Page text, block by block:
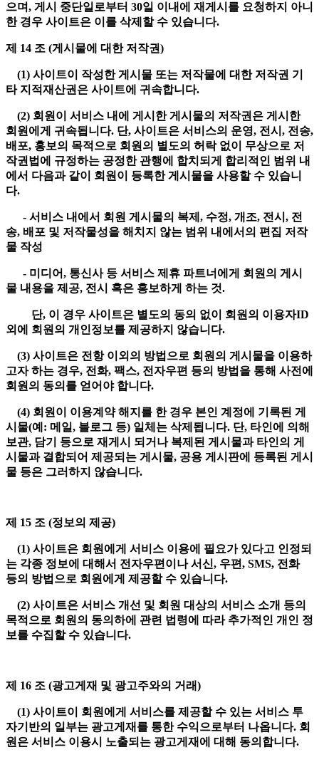
으며, 게시 중단일로부터 30일 이내에 재게시를 요청하지 아니
한 경우 사이트은 이를 삭제할 수 있습니다.
제 14 조 (게시물에 대한 저작권)
(1) 사이트이 작성한 게시물 또는 저작물에 대한 저작권 기
타 지적재산권은 사이트에 귀속합니다.
(2) 회원이 서비스 내에 게시한 게시물의 저작권은 게시한
회원에게 귀속됩니다. 단, 사이트은 서비스의 운영, 전시, 전송,
배포, 홍보의 목적으로 회원의 별도의 허락 없이 무상으로 저
작권법에 규정하는 공정한 관행에 합치되게 합리적인 범위 내
에서 다음과 같이 회원이 등록한 게시물을 사용할 수 있습니
다.
- 서비스 내에서 회원 게시물의 복제, 수정, 개조, 전시, 전
송, 배포 및 저작물성을 해치지 않는 범위 내에서의 편집 저작
물 작성
- 미디어, 통신사 등 서비스 제휴 파트너에게 회원의 게시
물 내용을 제공, 전시 혹은 홍보하게 하는 것.
단, 이 경우 사이트은 별도의 동의 없이 회원의 이용자ID
외에 회원의 개인정보를 제공하지 않습니다.
(3) 사이트은 전항 이외의 방법으로 회원의 게시물을 이용하
고자 하는 경우, 전화, 팩스, 전자우편 등의 방법을 통해 사전에
회원의 동의를 얻어야 합니다.
(4) 회원이 이용계약 해지를 한 경우 본인 계정에 기록된 게
시물(예: 메일, 블로그 등) 일체는 삭제됩니다. 단, 타인에 의해
보관, 담기 등으로 재게시 되거나 복제된 게시물과 타인의 게
시물과 결합되어 제공되는 게시물, 공용 게시판에 등록된 게시
물 등은 그러하지 않습니다.
제 15 조 (정보의 제공)
(1) 사이트은 회원에게 서비스 이용에 필요가 있다고 인정되
는 각종 정보에 대해서 전자우편이나 서신, 우편, SMS, 전화
등의 방법으로 회원에게 제공할 수 있습니다.
(2) 사이트은 서비스 개선 및 회원 대상의 서비스 소개 등의
목적으로 회원의 동의하에 관련 법령에 따라 추가적인 개인 정
보를 수집할 수 있습니다.
제 16 조 (광고게재 및 광고주와의 거래)
(1) 사이트이 회원에게 서비스를 제공할 수 있는 서비스 투
자기반의 일부는 광고게재를 통한 수익으로부터 나옵니다. 회
원은 서비스 이용시 노출되는 광고게재에 대해 동의합니다.